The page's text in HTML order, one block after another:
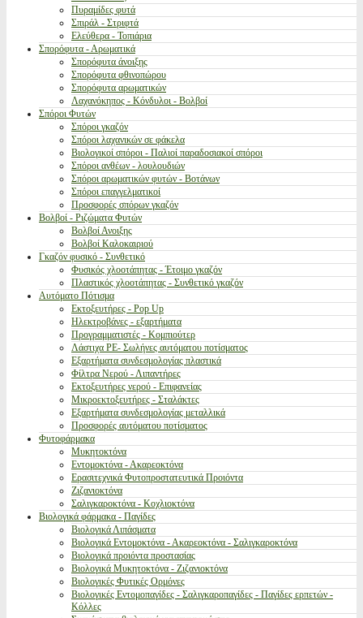
Πυραμίδες φυτά
Σπιράλ - Στριφτά
Ελεύθερα - Τοπιάρια
Σπορόφυτα - Αρωματικά
Σπορόφυτα άνοιξης
Σπορόφυτα φθινοπώρου
Σπορόφυτα αρωματικών
Λαχανόκηπος - Κόνδυλοι - Βολβοί
Σπόροι Φυτών
Σπόροι γκαζόν
Σπόροι λαχανικών σε φάκελα
Βιολογικοί σπόροι - Παλιοί παραδοσιακοί σπόροι
Σπόροι ανθέων - λουλουδιών
Σπόροι αρωματικών φυτών - Βοτάνων
Σπόροι επαγγελματικοί
Προσφορές σπόρων γκαζόν
Βολβοί - Ριζώματα Φυτών
Βολβοί Ανοιξης
Βολβοί Καλοκαιριού
Γκαζόν φυσικό - Συνθετικό
Φυσικός χλοοτάπητας - Έτοιμο γκαζόν
Πλαστικός χλοοτάπητας - Συνθετικό γκαζόν
Αυτόματο Πότισμα
Εκτοξευτήρες - Pop Up
Ηλεκτροβάνες - εξαρτήματα
Προγραμματιστές - Κομπιούτερ
Λάστιχα PE- Σωλήνες αυτόματου ποτίσματος
Εξαρτήματα συνδεσμολογίας πλαστικά
Φίλτρα Νερού - Λιπαντήρες
Εκτοξευτήρες νερού - Επιφανείας
Μικροεκτοξευτήρες - Σταλάκτες
Εξαρτήματα συνδεσμολογίας μεταλλικά
Προσφορές αυτόματου ποτίσματος
Φυτοφάρμακα
Μυκητοκτόνα
Εντομοκτόνα - Ακαρεοκτόνα
Ερασιτεχνικά Φυτοπροστατευτικά Προιόντα
Ζιζανιοκτόνα
Σαλιγκαροκτόνα - Κοχλιοκτόνα
Βιολογικά φάρμακα - Παγίδες
Βιολογικά Λιπάσματα
Βιολογικά Εντομοκτόνα - Ακαρεοκτόνα - Σαλιγκαροκτόνα
Βιολογικά προιόντα προστασίας
Βιολογικά Μυκητοκτόνα - Ζιζανιοκτόνα
Βιολογικές Φυτικές Ορμόνες
Βιολογικές Εντομοπαγίδες - Σαλιγκαροπαγίδες - Παγίδες ερπετών -
Κόλλες